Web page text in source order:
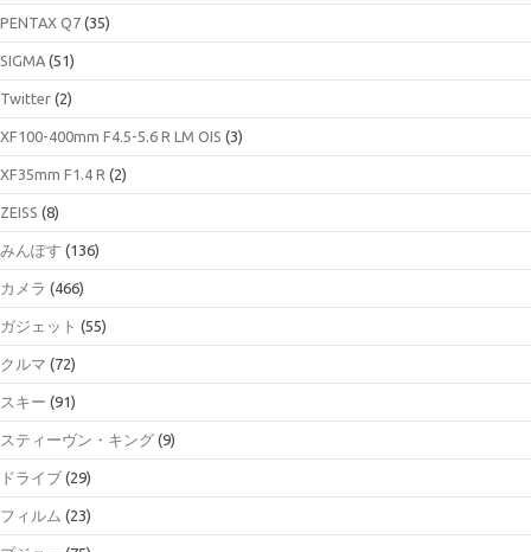
PENTAX Q7 (35)
SIGMA (51)
Twitter (2)
XF100-400mm F4.5-5.6 R LM OIS (3)
XF35mm F1.4 R (2)
ZEISS (8)
みんぽす (136)
カメラ (466)
ガジェット (55)
クルマ (72)
スキー (91)
スティーヴン・キング (9)
ドライブ (29)
フィルム (23)